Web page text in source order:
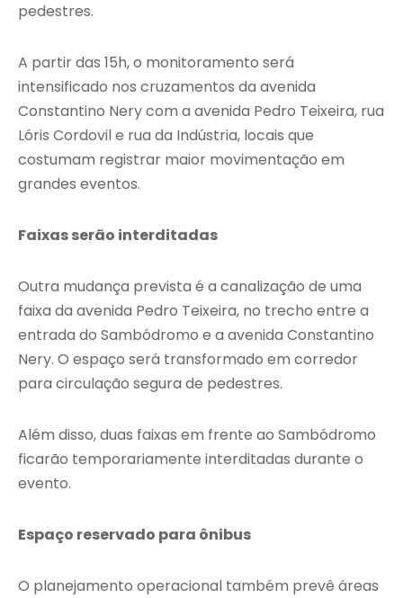
pedestres.
A partir das 15h, o monitoramento será
intensificado nos cruzamentos da avenida
Constantino Nery com a avenida Pedro Teixeira, rua
Lóris Cordovil e rua da Indústria, locais que
costumam registrar maior movimentação em
grandes eventos.
Faixas serão interditadas
Outra mudança prevista é a canalização de uma
faixa da avenida Pedro Teixeira, no trecho entre a
entrada do Sambódromo e a avenida Constantino
Nery. O espaço será transformado em corredor
para circulação segura de pedestres.
Além disso, duas faixas em frente ao Sambódromo
ficarão temporariamente interditadas durante o
evento.
Espaço reservado para ônibus
O planejamento operacional também prevê áreas